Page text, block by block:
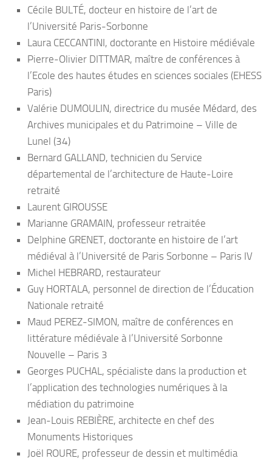
Cécile BULTÉ, docteur en histoire de l’art de
l’Université Paris-Sorbonne
Laura CECCANTINI, doctorante en Histoire médiévale
Pierre-Olivier DITTMAR, maître de conférences à
l’Ecole des hautes études en sciences sociales (EHESS
Paris)
Valérie DUMOULIN, directrice du musée Médard, des
Archives municipales et du Patrimoine – Ville de
Lunel (34)
Bernard GALLAND, technicien du Service
départemental de l’architecture de Haute-Loire
retraité
Laurent GIROUSSE
Marianne GRAMAIN, professeur retraitée
Delphine GRENET, doctorante en histoire de l’art
médiéval à l’Université de Paris Sorbonne – Paris IV
Michel HEBRARD, restaurateur
Guy HORTALA, personnel de direction de l’Éducation
Nationale retraité
Maud PEREZ-SIMON, maître de conférences en
littérature médiévale à l’Université Sorbonne
Nouvelle – Paris 3
Georges PUCHAL, spécialiste dans la production et
l’application des technologies numériques à la
médiation du patrimoine
Jean-Louis REBIÈRE, architecte en chef des
Monuments Historiques
Joël ROURE, professeur de dessin et multimédia